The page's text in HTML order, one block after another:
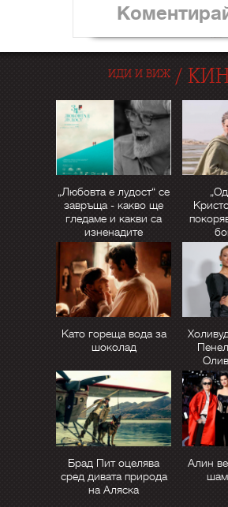
ИДИ И ВИЖ/
„Любовта е лудост“ се
завръща - какво ще
гледаме и какви са
изненадите
Като гореща вода за
шоколад
Брад Пит оцелява
сред дивата природа
на Аляска
Алин